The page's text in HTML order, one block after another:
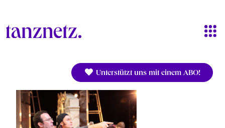
Unterstützt uns mit einem ABO!